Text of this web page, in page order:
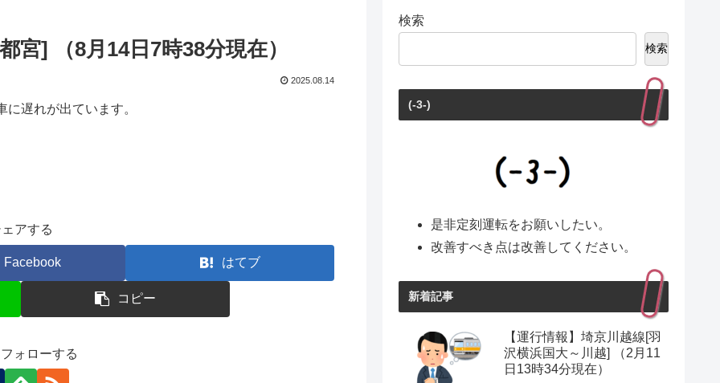
宮] （8月14日7時38分現在）
2025.08.14
遅れが出ています。
ェアする
Facebook はてブ
コピー
ォローする
検索
検索
(-3-)
是非定刻運転をお願いしたい。
改善すべき点は改善してください。
新着記事
【運行情報】埼京川越線[羽
沢横浜国大～川越] （2月11
日13時34分現在）